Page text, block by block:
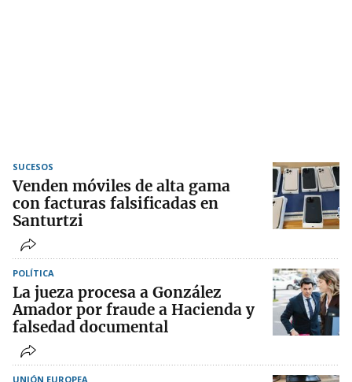
SUCESOS
Venden móviles de alta gama
con facturas falsificadas en
Santurtzi
POLÍTICA
La jueza procesa a González
Amador por fraude a Hacienda y
falsedad documental
UNIÓN EUROPEA